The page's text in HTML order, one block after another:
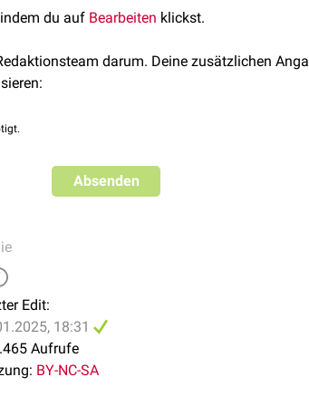
der reine Wirkstoff, sondern die
auch den
fest, d.h. die Art
)
Kapsel)
du auf Bearbeiten klickst.
darum. Deine zusätzlichen
Absenden
Edit:
18:31
Aufrufe
BY-NC-SA